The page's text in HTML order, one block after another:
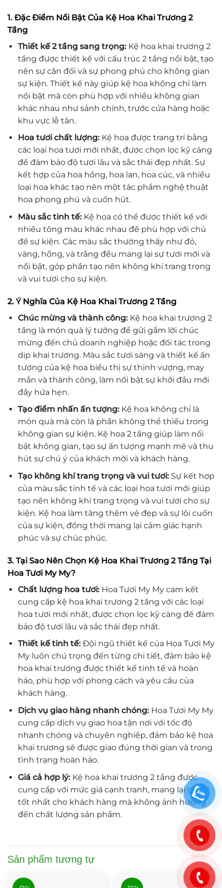
1. Đặc Điểm Nổi Bật Của Kệ Hoa Khai Trương 2
Tầng
Thiết kế 2 tầng sang trọng:Kệ hoa khai trương 2
tầng được thiết kế với cấu trúc 2 tầng nổi bật, tạo
nên sự cân đối và sự phong phú cho không gian
sự kiện. Thiết kế này giúp kệ hoa không chỉ làm
nổi bật mà còn phù hợp với nhiều không gian
khác nhau như sảnh chính, trước cửa hàng hoặc
khu vực lễ tân.
Hoa tươi chất lượng:Kệ hoa được trang trí bằng
các loại hoa tươi mới nhất, được chọn lọc kỹ càng
để đảm bảo độ tươi lâu và sắc thái đẹp nhất. Sự
kết hợp của hoa hồng, hoa lan, hoa cúc, và nhiều
loại hoa khác tạo nên một tác phẩm nghệ thuật
hoa phong phú và cuốn hút.
Màu sắc tinh tế:Kệ hoa có thể được thiết kế với
nhiều tông màu khác nhau để phù hợp với chủ
đề sự kiện. Các màu sắc thường thấy như đỏ,
vàng, hồng, và trắng đều mang lại sự tươi mới và
nổi bật, góp phần tạo nên không khí trang trọng
và vui tươi cho sự kiện.
2. Ý Nghĩa Của Kệ Hoa Khai Trương 2 Tầng
Chúc mừng và thành công:Kệ hoa khai trương 2
tầng là món quà lý tưởng để gửi gắm lời chúc
mừng đến chủ doanh nghiệp hoặc đối tác trong
dịp khai trương. Màu sắc tươi sáng và thiết kế ấn
tượng của kệ hoa biểu thị sự thịnh vượng, may
mắn và thành công, làm nổi bật sự khởi đầu mới
đầy hứa hẹn.
Tạo điểm nhấn ấn tượng:Kệ hoa không chỉ là
món quà mà còn là phần không thể thiếu trong
không gian sự kiện. Kệ hoa 2 tầng giúp làm nổi
bật không gian, tạo sự ấn tượng mạnh mẽ và thu
hút sự chú ý của khách mời và khách hàng.
Tạo không khí trang trọng và vui tươi:Sự kết hợp
của màu sắc tinh tế và các loại hoa tươi mới giúp
tạo nên không khí trang trọng và vui tươi cho sự
kiện. Kệ hoa làm tăng thêm vẻ đẹp và sự lôi cuốn
của sự kiện, đồng thời mang lại cảm giác hạnh
phúc và sự chúc phúc.
3. Tại Sao Nên Chọn Kệ Hoa Khai Trương 2 Tầng Tại
Hoa Tươi My My?
Chất lượng hoa tươi:Hoa Tươi My My cam kết
cung cấp kệ hoa khai trương 2 tầng với các loại
hoa tươi mới nhất, được chọn lọc kỹ càng để đảm
bảo độ tươi lâu và sắc thái đẹp nhất.
Thiết kế tinh tế:Đội ngũ thiết kế của Hoa Tươi My
My luôn chú trọng đến từng chi tiết, đảm bảo kệ
hoa khai trương được thiết kế tinh tế và hoàn
hảo, phù hợp với phong cách và yêu cầu của
khách hàng.
Dịch vụ giao hàng nhanh chóng:Hoa Tươi My My
cung cấp dịch vụ giao hoa tận nơi với tốc độ
nhanh chóng và chuyên nghiệp, đảm bảo kệ hoa
khai trương sẽ được giao đúng thời gian và trong
tình trạng hoàn hảo.
Giá cả hợp lý:Kệ hoa khai trương 2 tầng được
cung cấp với mức giá cạnh tranh, mang lại giá trị
tốt nhất cho khách hàng mà không ảnh hưởng
đến chất lượng sản phẩm.
Sản phẩm tương tự